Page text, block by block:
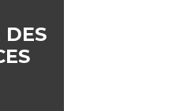
DES